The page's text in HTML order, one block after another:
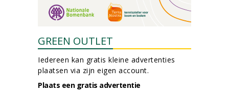
GREEN OUTLET
Iedereen kan gratis kleine advertenties
plaatsen via zijn eigen account.
Plaats een gratis advertentie